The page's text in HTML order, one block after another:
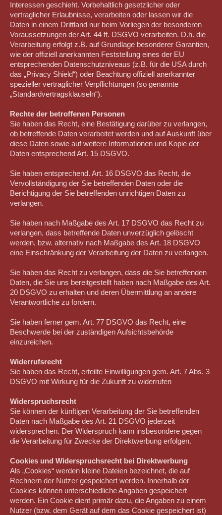
Interessen geschieht. Vorbehaltlich gesetzlicher oder
vertraglicher Erlaubnisse, verarbeiten oder lassen wir die
Daten in einem Drittland nur beim Vorliegen der besonderen
Voraussetzungen der Art. 44 ff. DSGVO verarbeiten. D.h. die
Verarbeitung erfolgt z.B. auf Grundlage besonderer Garantien,
wie der offiziell anerkannten Feststellung eines der EU
entsprechenden Datenschutzniveaus (z.B. für die USA durch
das „Privacy Shield“) oder Beachtung offiziell anerkannter
spezieller vertraglicher Verpflichtungen (so genannte
„Standardvertragsklauseln“).
Rechte der betroffenen Personen
Sie haben das Recht, eine Bestätigung darüber zu verlangen,
ob betreffende Daten verarbeitet werden und auf Auskunft über
diese Daten sowie auf weitere Informationen und Kopie der
Daten entsprechend Art. 15 DSGVO.
Sie haben entsprechend. Art. 16 DSGVO das Recht, die
Vervollständigung der Sie betreffenden Daten oder die
Berichtigung der Sie betreffenden unrichtigen Daten zu
verlangen.
Sie haben nach Maßgabe des Art. 17 DSGVO das Recht zu
verlangen, dass betreffende Daten unverzüglich gelöscht
werden, bzw. alternativ nach Maßgabe des Art. 18 DSGVO
eine Einschränkung der Verarbeitung der Daten zu verlangen.
Sie haben das Recht zu verlangen, dass die Sie betreffenden
Daten, die Sie uns bereitgestellt haben nach Maßgabe des Art.
20 DSGVO zu erhalten und deren Übermittlung an andere
Verantwortliche zu fordern.
Sie haben ferner gem. Art. 77 DSGVO das Recht, eine
Beschwerde bei der zuständigen Aufsichtsbehörde
einzureichen.
Widerrufsrecht
Sie haben das Recht, erteilte Einwilligungen gem. Art. 7 Abs. 3
DSGVO mit Wirkung für die Zukunft zu widerrufen
Widerspruchsrecht
Sie können der künftigen Verarbeitung der Sie betreffenden
Daten nach Maßgabe des Art. 21 DSGVO jederzeit
widersprechen. Der Widerspruch kann insbesondere gegen
die Verarbeitung für Zwecke der Direktwerbung erfolgen.
Cookies und Widerspruchsrecht bei Direktwerbung
Als „Cookies“ werden kleine Dateien bezeichnet, die auf
Rechnern der Nutzer gespeichert werden. Innerhalb der
Cookies können unterschiedliche Angaben gespeichert
werden. Ein Cookie dient primär dazu, die Angaben zu einem
Nutzer (bzw. dem Gerät auf dem das Cookie gespeichert ist)